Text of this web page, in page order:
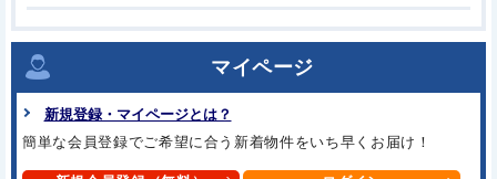
マイページ
新規登録・マイページとは？
簡単な会員登録でご希望に合う 新着物件をいち早くお届け！